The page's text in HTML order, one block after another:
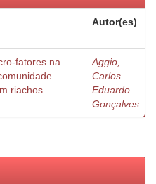
Autor(es)
fatores na
riachos
Aggio,
Carlos
Eduardo
Gonçalves